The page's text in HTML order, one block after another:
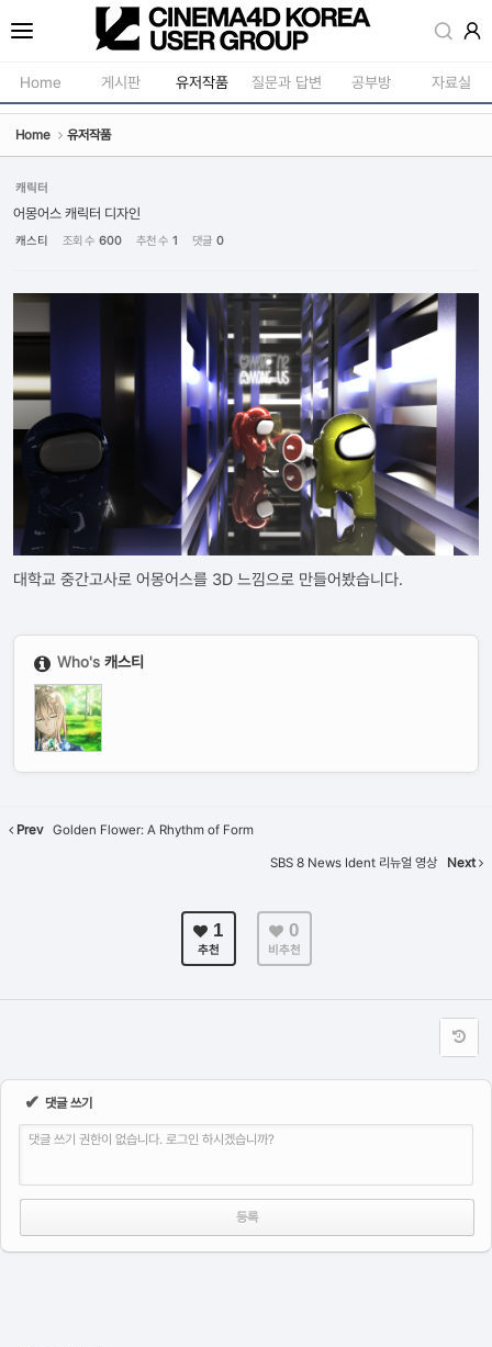
Home 게시판
공지사항
강의소식
사진첩
구인 / 홍보 / 프로젝트 의뢰
유저그룹방송
유저그룹세미나
유저작품 질문과 답변 공부방 자료실
애니메이션 / 리깅 /
스크립트 / 플러그인 /
Home 유저작품
캐릭터
어몽어스 캐릭터 디자인
캐스티 조회 수 600 추천 수 1 댓글 0
대학교 중간고사로 어몽어스를 3D 느낌으로 만들어봤습니다.
Who's캐스티
Prev Golden Flower: A Rhythm of Form
SBS 8 News Ident 리뉴얼 영상 Next
1
추천
0
비추천
✔ 댓글 쓰기
댓글 쓰기 권한이 없습니다. 로그인 하시겠습니까?
Sketchbook5, 스케치북5
Sketchbook5, 스케치북5